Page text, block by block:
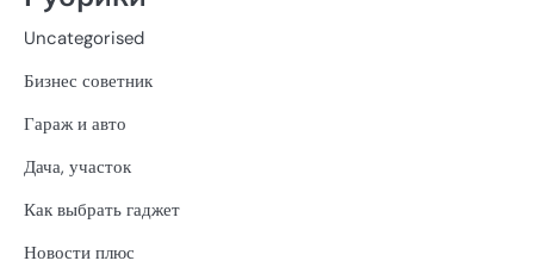
Uncategorised
Бизнес советник
Гараж и авто
Дача, участок
Как выбрать гаджет
Новости плюс